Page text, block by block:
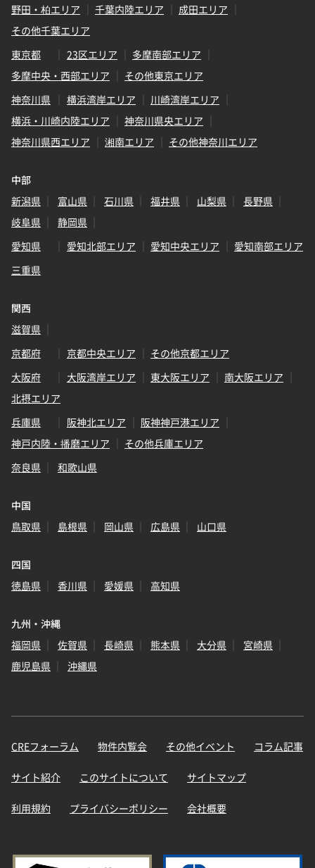
野田・柏エリア
千葉内陸エリア
成田エリア
その他千葉エリア
東京都
23区エリア
多摩南部エリア
多摩中央・西部エリア
その他東京エリア
神奈川県
横浜湾岸エリア
川崎湾岸エリア
横浜・川崎内陸エリア
神奈川県央エリア
神奈川県西エリア
湘南エリア その他神奈川エリア
中部
新潟県
富山県 石川県 福井県 山梨県
長野県
岐阜県
静岡県
愛知県
愛知北部エリア 愛知中央エリア
愛知南部エリア
三重県
関西
滋賀県
京都府
京都中央エリア
その他京都エリア
大阪府
大阪湾岸エリア 東大阪エリア
南大阪エリア
北摂エリア
兵庫県
阪神北エリア
阪神神戸港エリア
神戸内陸・播磨エリア
その他兵庫エリア
奈良県
和歌山県
中国
鳥取県
島根県 岡山県 広島県 山口県
四国
徳島県
香川県 愛媛県 高知県
九州・沖縄
福岡県
佐賀県 長崎県 熊本県 大分県
宮崎県
鹿児島県
沖縄県
CREフォーラム 物件内覧会 その他イベント コラム記事
サイト紹介 このサイトについて サイトマップ
利用規約 プライバシーポリシー 会社概要